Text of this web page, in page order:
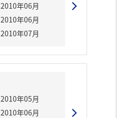
2010年06月
2010年06月
2010年07月
2010年05月
2010年06月